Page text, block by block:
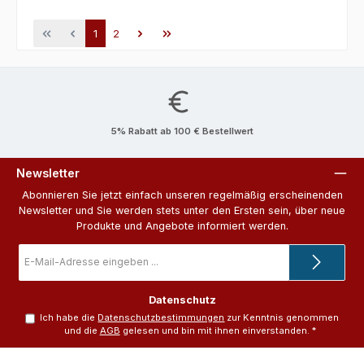
Seite
1 Seite
2
5% Rabatt ab 100 € Bestellwert
Newsletter
Abonnieren Sie jetzt einfach unseren regelmäßig erscheinenden
Newsletter und Sie werden stets unter den Ersten sein, über neue
Produkte und Angebote informiert werden.
Mail-
Datenschutz
Ich habe die Datenschutzbestimmungen zur Kenntnis genommen
und die AGB gelesen und bin mit ihnen einverstanden. *